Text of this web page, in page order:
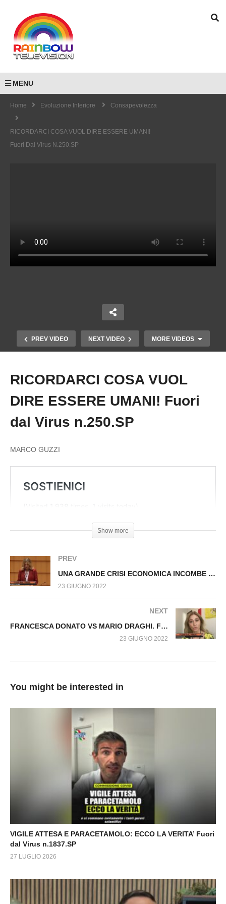
MENU
Home Evoluzione Interiore Consapevolezza
RICORDARCI COSA VUOL DIRE ESSERE UMANI!
Fuori Dal Virus N.250.SP
PREV VIDEO NEXT VIDEO MORE VIDEOS
Copy Embed Code
COVID-19: LEZIONI APPRESE DALLA
dal Virus n.248.SP
RICORDARCI COSA VUOL
DIRE ESSERE UMANI! Fuori
dal Virus n.250.SP
MARCO GUZZI
Show more
PREV
UNA GRANDE CRISI ECONOMICA INCOMBE SULL’ITALIA. Fuori dal Virus n.249.SP
23 GIUGNO 2022
NEXT
FRANCESCA DONATO VS MARIO DRAGHI. Fuori dal Virus n.251.SP
23 GIUGNO 2022
You might be interested in
VIGILE ATTESA E PARACETAMOLO: ECCO LA VERITA’ Fuori
dal Virus n.1837.SP
27 LUGLIO 2026